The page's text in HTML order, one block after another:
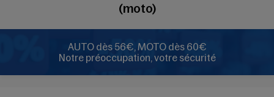
(moto)
AUTO dès 56€, MOTO dès 60€
Notre préoccupation, votre sécurité